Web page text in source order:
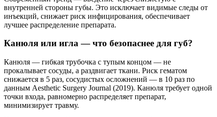
внутренней стороны губы. Это исключает видимые следы от
инъекций, снижает риск инфицирования, обеспечивает
лучшее распределение препарата.
Канюля или игла — что безопаснее для губ?
Канюля — гибкая трубочка с тупым концом — не
прокалывает сосуды, а раздвигает ткани. Риск гематом
снижается в 5 раз, сосудистых осложнений — в 10 раз по
данным Aesthetic Surgery Journal (2019). Канюля требует одной
точки входа, равномерно распределяет препарат,
минимизирует травму.